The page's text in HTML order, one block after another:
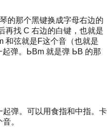
的那个黑键换成字母右边的
再找 C 右边的白键，也就是
和弦就是F这个音（也就是
弹。ЬBm 就是弹 ЬB 的那
弹。可以用食指和中指。卡
。